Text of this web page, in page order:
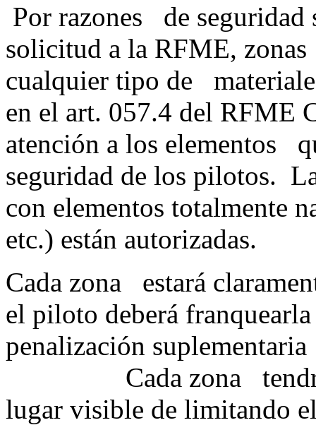
Por razones de seguridad
solicitud a la RFME,
cualquier tipo de
en el art. 057.4 del RFME
atención a los elementos
seguridad de los pilotos.
con elementos totalmente
etc.) están
Cada zona estará
el piloto deberá
penalización
Cada zona tendrá
lugar visible de